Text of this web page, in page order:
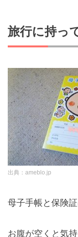
旅行に持っ
出典：ameblo.jp
母子手帳と保険証
お腹が空くと気